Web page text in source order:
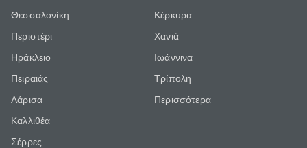
Θεσσαλονίκη
Περιστέρι
Ηράκλειο
Πειραιάς
Λάρισα
Καλλιθέα
Σέρρες
Κέρκυρα
Χανιά
Ιωάννινα
Τρίπολη
Περισσότερα